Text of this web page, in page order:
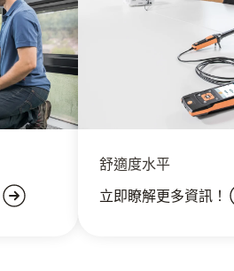
舒適度水平
立即瞭解更多資訊！